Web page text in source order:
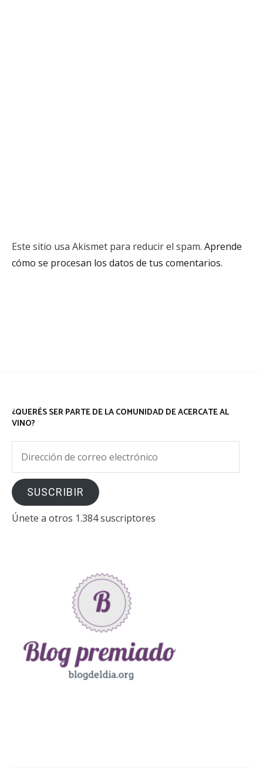
Este sitio usa Akismet para reducir el spam. Aprende
cómo se procesan los datos de tus comentarios.
¿QUERÉS SER PARTE DE LA COMUNIDAD DE ACERCATE AL
VINO?
correo
electrónico
SUSCRIBIR
Únete a otros 1.384 suscriptores